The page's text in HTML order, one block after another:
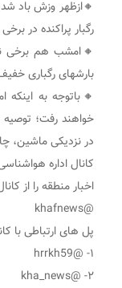
🔸ازظهر وزش باد
رگبار پراکنده در
🔸امشب هم برخی
بارشهای رگباری
🔸باتوجه به
خواهند رفت؛
در نزدیکی ماشین،
کانال اداره
اخبار منطقه را از
@khafnews
پل های ارتباطی با
١- @hrrkh59
٢- @kha_news